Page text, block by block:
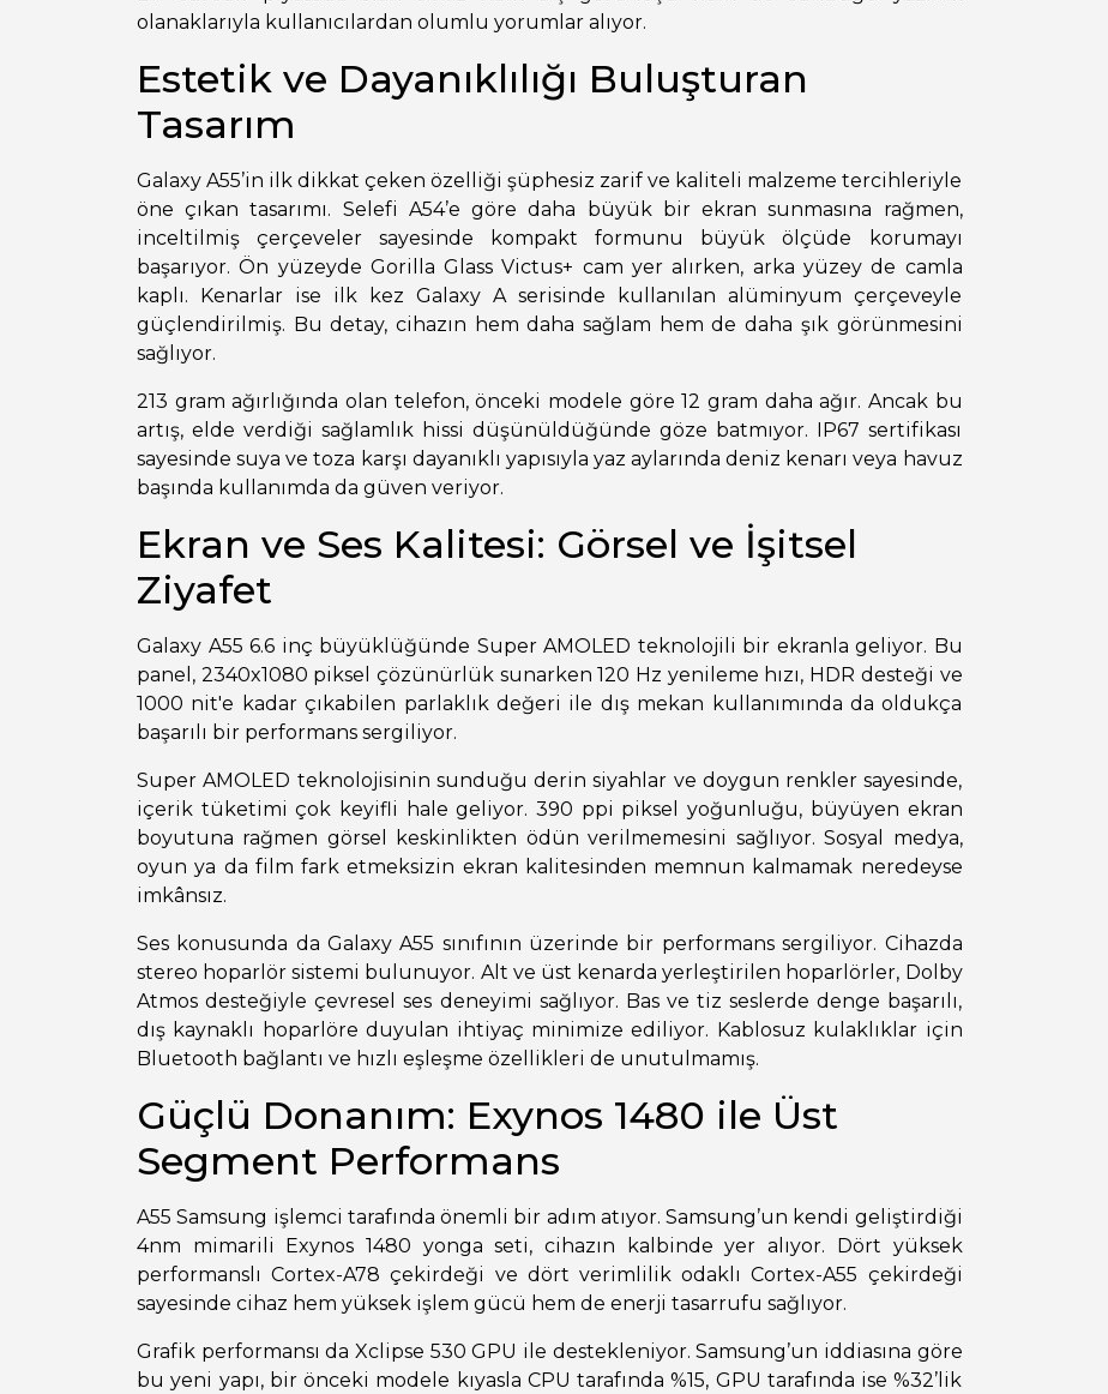
olanaklarıyla kullanıcılardan olumlu yorumlar alıyor.
Estetik ve Dayanıklılığı Buluşturan
Tasarım
Galaxy A55’in ilk dikkat çeken özelliği şüphesiz zarif ve kaliteli malzeme tercihleriyle
öne çıkan tasarımı. Selefi A54’e göre daha büyük bir ekran sunmasına rağmen,
inceltilmiş çerçeveler sayesinde kompakt formunu büyük ölçüde korumayı
başarıyor. Ön yüzeyde Gorilla Glass Victus+ cam yer alırken, arka yüzey de camla
kaplı. Kenarlar ise ilk kez Galaxy A serisinde kullanılan alüminyum çerçeveyle
güçlendirilmiş. Bu detay, cihazın hem daha sağlam hem de daha şık görünmesini
sağlıyor.
213 gram ağırlığında olan telefon, önceki modele göre 12 gram daha ağır. Ancak bu
artış, elde verdiği sağlamlık hissi düşünüldüğünde göze batmıyor. IP67 sertifikası
sayesinde suya ve toza karşı dayanıklı yapısıyla yaz aylarında deniz kenarı veya havuz
başında kullanımda da güven veriyor.
Ekran ve Ses Kalitesi: Görsel ve İşitsel
Ziyafet
Galaxy A55 6.6 inç büyüklüğünde Super AMOLED teknolojili bir ekranla geliyor. Bu
panel, 2340x1080 piksel çözünürlük sunarken 120 Hz yenileme hızı, HDR desteği ve
1000 nit'e kadar çıkabilen parlaklık değeri ile dış mekan kullanımında da oldukça
başarılı bir performans sergiliyor.
Super AMOLED teknolojisinin sunduğu derin siyahlar ve doygun renkler sayesinde,
içerik tüketimi çok keyifli hale geliyor. 390 ppi piksel yoğunluğu, büyüyen ekran
boyutuna rağmen görsel keskinlikten ödün verilmemesini sağlıyor. Sosyal medya,
oyun ya da film fark etmeksizin ekran kalitesinden memnun kalmamak neredeyse
imkânsız.
Ses konusunda da Galaxy A55 sınıfının üzerinde bir performans sergiliyor. Cihazda
stereo hoparlör sistemi bulunuyor. Alt ve üst kenarda yerleştirilen hoparlörler, Dolby
Atmos desteğiyle çevresel ses deneyimi sağlıyor. Bas ve tiz seslerde denge başarılı,
dış kaynaklı hoparlöre duyulan ihtiyaç minimize ediliyor. Kablosuz kulaklıklar için
Bluetooth bağlantı ve hızlı eşleşme özellikleri de unutulmamış.
Güçlü Donanım: Exynos 1480 ile Üst
Segment Performans
A55 Samsung işlemci tarafında önemli bir adım atıyor. Samsung’un kendi geliştirdiği
4nm mimarili Exynos 1480 yonga seti, cihazın kalbinde yer alıyor. Dört yüksek
performanslı Cortex-A78 çekirdeği ve dört verimlilik odaklı Cortex-A55 çekirdeği
sayesinde cihaz hem yüksek işlem gücü hem de enerji tasarrufu sağlıyor.
Grafik performansı da Xclipse 530 GPU ile destekleniyor. Samsung’un iddiasına göre
bu yeni yapı, bir önceki modele kıyasla CPU tarafında %15, GPU tarafında ise %32’lik